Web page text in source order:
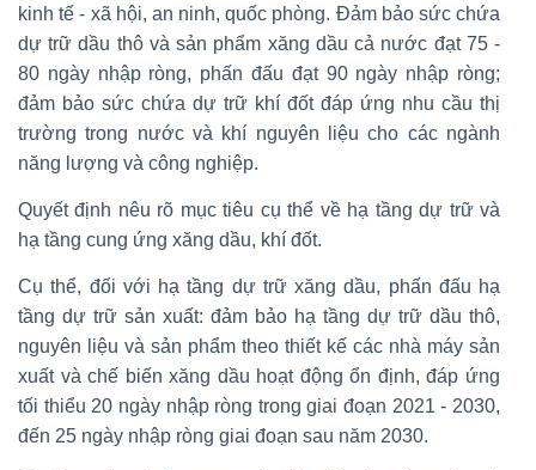
kinh tế - xã hội, an ninh, quốc phòng. Đảm bảo sức chứa
dự trữ dầu thô và sản phẩm xăng dầu cả nước đạt 75 -
80 ngày nhập ròng, phấn đấu đạt 90 ngày nhập ròng;
đảm bảo sức chứa dự trữ khí đốt đáp ứng nhu cầu thị
trường trong nước và khí nguyên liệu cho các ngành
năng lượng và công nghiệp.
Quyết định nêu rõ mục tiêu cụ thể về hạ tầng dự trữ và
hạ tầng cung ứng xăng dầu, khí đốt.
Cụ thể, đối với hạ tầng dự trữ xăng dầu, phấn đấu hạ
tầng dự trữ sản xuất: đảm bảo hạ tầng dự trữ dầu thô,
nguyên liệu và sản phẩm theo thiết kế các nhà máy sản
xuất và chế biến xăng dầu hoạt động ổn định, đáp ứng
tối thiểu 20 ngày nhập ròng trong giai đoạn 2021 - 2030,
đến 25 ngày nhập ròng giai đoạn sau năm 2030.